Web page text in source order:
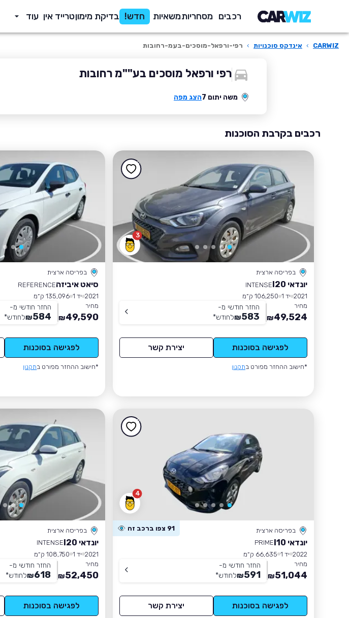
רכבים מסחריותמשאיות חדש! בדיקת מימוןטרייד אין עוד
CARWIZ
› אינדקס סוכנויות › רפי-ורפאל-מוסכים-בעמ-רחובות
רפי ורפאל מוסכים בע""מ רחובות
משה יתום 7 הצג מפה
רכבים בקרבת הסוכנות
3
בפריסה ארצית
יונדאי I20
INTENSE
2021 יד 1
106,250 ק״מ
מחיר
49,524
₪
החזר חודשי מ-
583
₪לחודש*
לפגישה בסוכנות יצירת קשר
*חישוב ההחזר מפורט בתקנון
בפריסה ארצית
סיאט איביזהREFERENCE
2021 יד 1
135,096 ק״מ
מחיר
49,590
₪
החזר חודשי מ-
584
₪לחודש*
לפגישה בסוכנות
*חישוב ההחזר מפורט בתקנון
4
בפריסה ארצית 91 צפו ברכב זה
יונדאי I10
PRIME
2022 יד 1
66,635 ק״מ
מחיר
51,044
₪
החזר חודשי מ-
591
₪לחודש*
לפגישה בסוכנות יצירת קשר
בפריסה ארצית
יונדאי I20
INTENSE
2021 יד 1
108,750 ק״מ
מחיר
52,450
₪
החזר חודשי מ-
618
₪לחודש*
לפגישה בסוכנות